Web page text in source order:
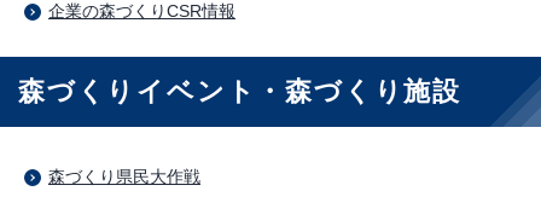
企業の森づくりCSR情報
森づくりイベント・森づくり施設
森づくり県民大作戦